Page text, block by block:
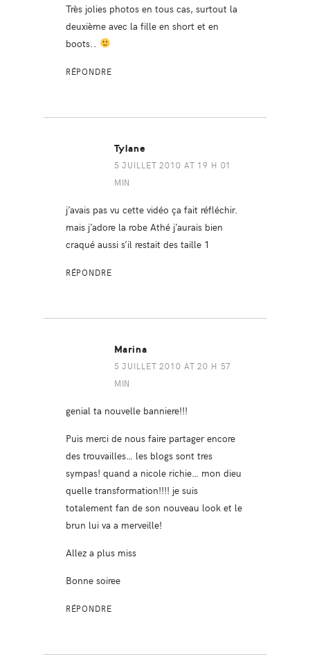
Très jolies photos en tous cas, surtout la
deuxième avec la fille en short et en
boots..
RÉPONDRE
Tylane
5 JUILLET 2010 AT 19 H 01
MIN
j’avais pas vu cette vidéo ça fait réfléchir.
mais j’adore la robe Athé j’aurais bien
craqué aussi s’il restait des taille 1
RÉPONDRE
Marina
5 JUILLET 2010 AT 20 H 57
MIN
genial ta nouvelle banniere!!!
Puis merci de nous faire partager encore
des trouvailles… les blogs sont tres
sympas! quand a nicole richie… mon dieu
quelle transformation!!!! je suis
totalement fan de son nouveau look et le
brun lui va a merveille!
Allez a plus miss
Bonne soiree
RÉPONDRE